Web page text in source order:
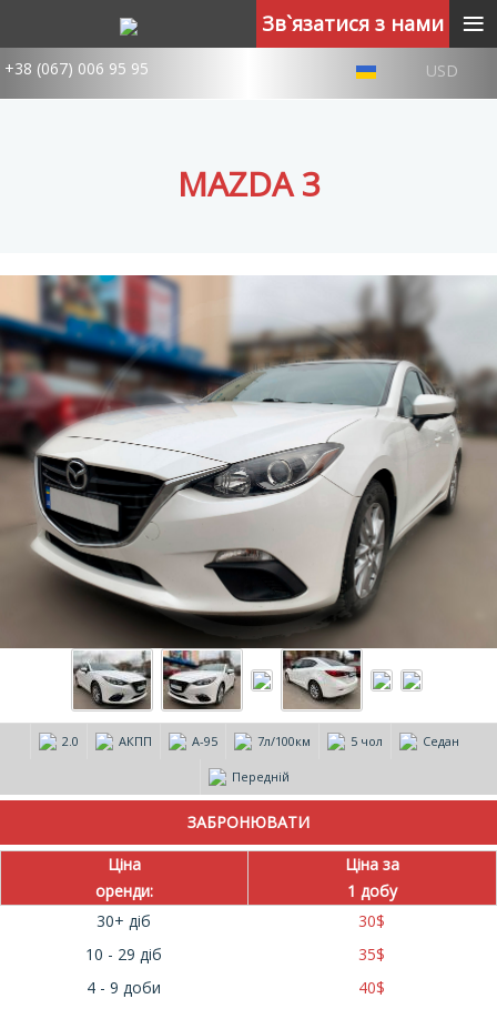
+38 (067) 006 95 95 USD
MAZDA 3
2.0 АКПП А-95 7л/100км 5 чол Седан
Передній
Ціна
оренди:
Ціна за
1 добу
30+ діб
30$
10 - 29 діб
35$
4 - 9 доби
40$
Зв`язатися з нами ≡